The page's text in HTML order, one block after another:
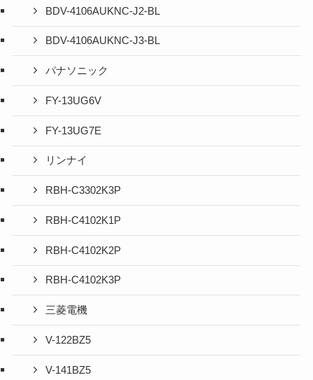
BDV-4106AUKNC-J2-BL
BDV-4106AUKNC-J3-BL
パナソニック
FY-13UG6V
FY-13UG7E
リンナイ
RBH-C3302K3P
RBH-C4102K1P
RBH-C4102K2P
RBH-C4102K3P
三菱電機
V-122BZ5
V-141BZ5